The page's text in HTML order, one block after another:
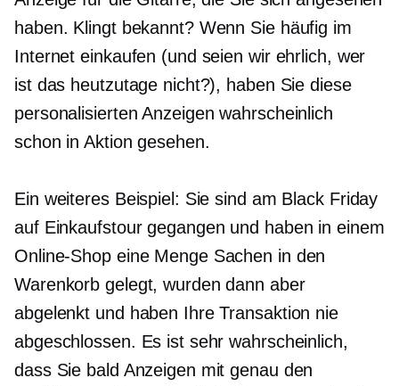
haben. Klingt bekannt? Wenn Sie häufig im
Internet einkaufen (und seien wir ehrlich, wer
ist das heutzutage nicht?), haben Sie diese
personalisierten Anzeigen wahrscheinlich
schon in Aktion gesehen.
Ein weiteres Beispiel: Sie sind am Black Friday
auf Einkaufstour gegangen und haben in einem
Online-Shop eine Menge Sachen in den
Warenkorb gelegt, wurden dann aber
abgelenkt und haben Ihre Transaktion nie
abgeschlossen. Es ist sehr wahrscheinlich,
dass Sie bald Anzeigen mit genau den